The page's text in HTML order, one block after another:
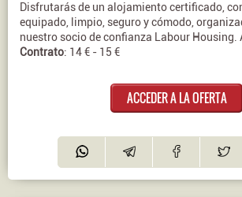
Disfrutarás de un alojamiento certificado,
equipado, limpio, seguro y cómodo,
nuestro socio de confianza Labour Housing.
Contrato: 14 € - 15 €
ACCEDER A LA OFERTA